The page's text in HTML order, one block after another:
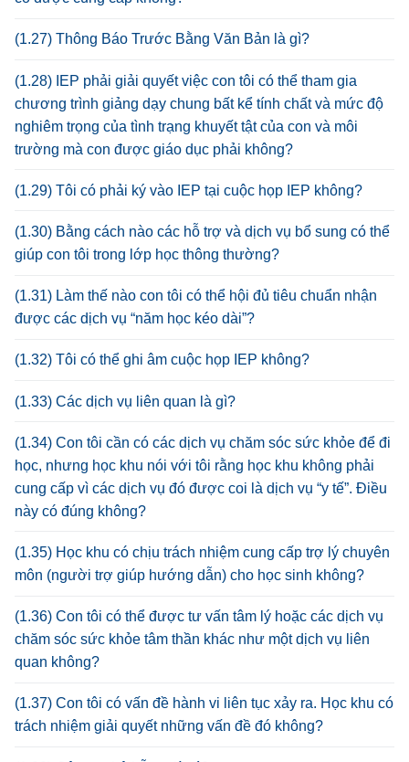
(1.27) Thông Báo Trước Bằng Văn Bản là gì?
(1.28) IEP phải giải quyết việc con tôi có thể tham gia
chương trình giảng dạy chung bất kể tính chất và mức độ
nghiêm trọng của tình trạng khuyết tật của con và môi
trường mà con được giáo dục phải không?
(1.29) Tôi có phải ký vào IEP tại cuộc họp IEP không?
(1.30) Bằng cách nào các hỗ trợ và dịch vụ bổ sung có thể
giúp con tôi trong lớp học thông thường?
(1.31) Làm thế nào con tôi có thể hội đủ tiêu chuẩn nhận
được các dịch vụ “năm học kéo dài”?
(1.32) Tôi có thể ghi âm cuộc họp IEP không?
(1.33) Các dịch vụ liên quan là gì?
(1.34) Con tôi cần có các dịch vụ chăm sóc sức khỏe để đi
học, nhưng học khu nói với tôi rằng học khu không phải
cung cấp vì các dịch vụ đó được coi là dịch vụ “y tế”. Điều
này có đúng không?
(1.35) Học khu có chịu trách nhiệm cung cấp trợ lý chuyên
môn (người trợ giúp hướng dẫn) cho học sinh không?
(1.36) Con tôi có thể được tư vấn tâm lý hoặc các dịch vụ
chăm sóc sức khỏe tâm thần khác như một dịch vụ liên
quan không?
(1.37) Con tôi có vấn đề hành vi liên tục xảy ra. Học khu có
trách nhiệm giải quyết những vấn đề đó không?